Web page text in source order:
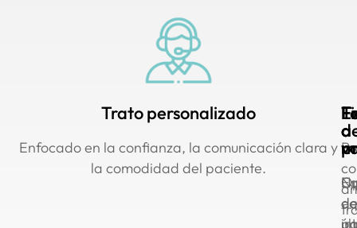
Trato personalizado
Enfocado en la confianza, la comunicación clara y
la comodidad del paciente.
de
a
de
a